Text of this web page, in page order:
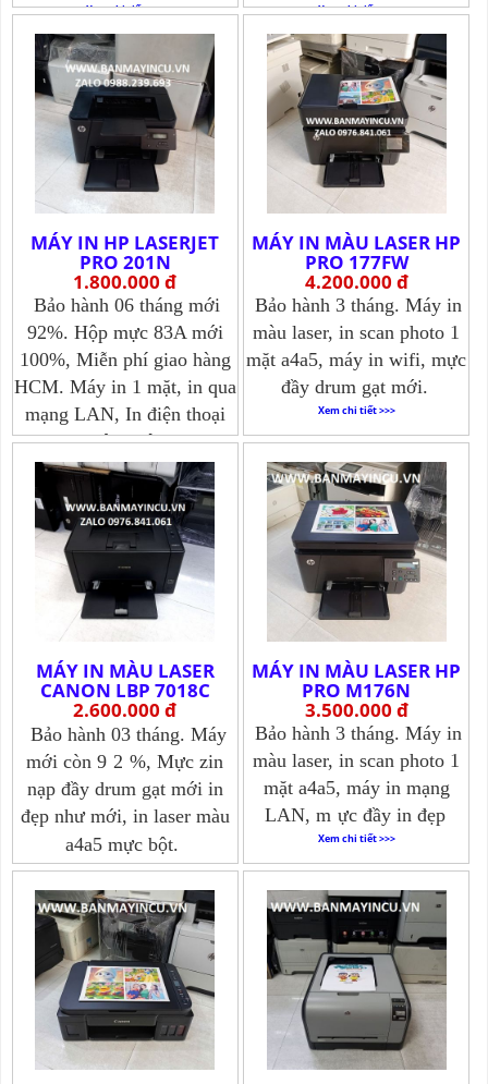
Xem chi tiết >>> Xem chi tiết >>>
MÁY IN HP LASERJET
PRO 201N
1.800.000 đ
Bảo hành 06 tháng mới
92%. Hộp mực 83A mới
100%, Miễn phí giao hàng
HCM. Máy in 1 mặt, in qua
mạng LAN, In điện thoại
không dây
Xem chi tiết >>>
MÁY IN MÀU LASER HP
PRO 177FW
4.200.000 đ
Bảo hành 3 tháng. Máy in
màu laser, in scan photo 1
mặt a4a5, máy in wifi, mực
đầy drum gạt mới.
Xem chi tiết >>>
MÁY IN MÀU LASER
CANON LBP 7018C
2.600.000 đ
Bảo hành 03 tháng. Máy
mới còn 9 2 %, Mực zin
nạp đầy drum gạt mới in
đẹp như mới, in laser màu
a4a5 mực bột.
Xem chi tiết >>>
MÁY IN MÀU LASER HP
PRO M176N
3.500.000 đ
Bảo hành 3 tháng. Máy in
màu laser, in scan photo 1
mặt a4a5, máy in mạng
LAN, m ực đầy in đẹp
Xem chi tiết >>>